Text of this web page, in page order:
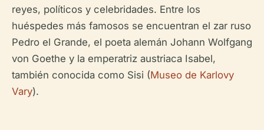
reyes, políticos y celebridades. Entre los
huéspedes más famosos se encuentran el zar ruso
Pedro el Grande, el poeta alemán Johann Wolfgang
von Goethe y la emperatriz austriaca Isabel,
también conocida como Sisi (Museo de Karlovy
Vary).